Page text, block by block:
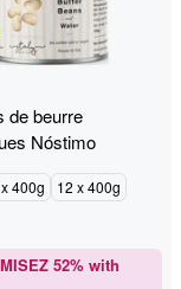
de beurre
Nóstimo
400g 12 x 400g
52% with